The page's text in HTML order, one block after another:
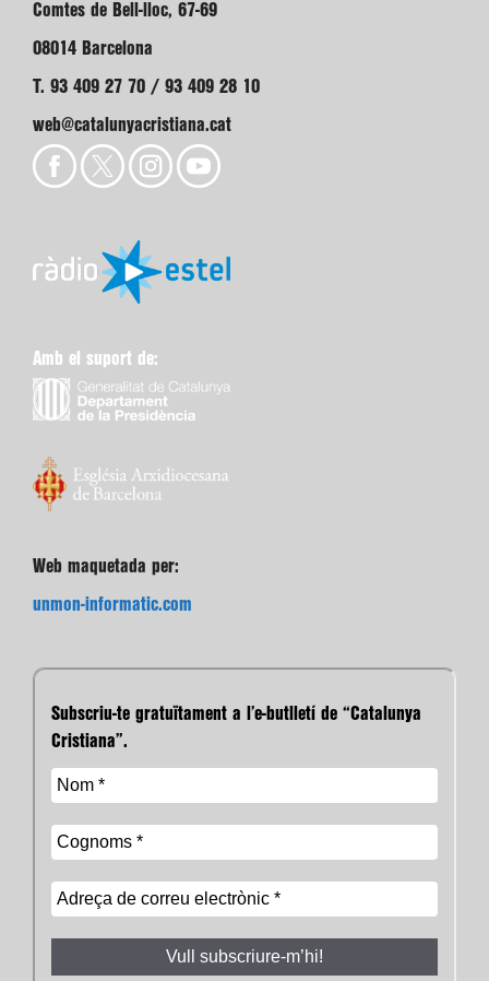
Comtes de Bell-lloc, 67-69
08014 Barcelona
T. 93 409 27 70 / 93 409 28 10
web@catalunyacristiana.cat
Amb el suport de:
Web maquetada per:
unmon-informatic.com
Subscriu-te gratuïtament a l’e-butlletí de “Catalunya
Cristiana”.